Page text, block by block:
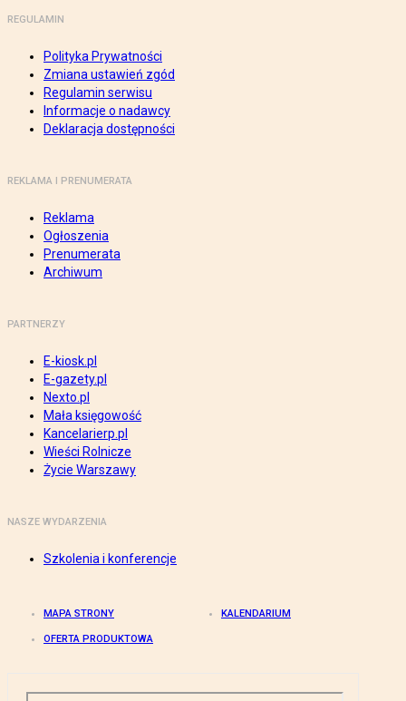
REGULAMIN
Polityka Prywatności
Zmiana ustawień zgód
Regulamin serwisu
Informacje o nadawcy
Deklaracja dostępności
REKLAMA I PRENUMERATA
Reklama
Ogłoszenia
Prenumerata
Archiwum
PARTNERZY
E-kiosk.pl
E-gazety.pl
Nexto.pl
Mała księgowość
Kancelarierp.pl
Wieści Rolnicze
Życie Warszawy
NASZE WYDARZENIA
Szkolenia i konferencje
MAPA STRONY KALENDARIUM
OFERTA PRODUKTOWA